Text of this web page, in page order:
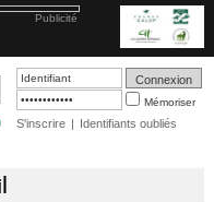
Publicité
Mémoriser
S'inscrire | Identifiants oubliés